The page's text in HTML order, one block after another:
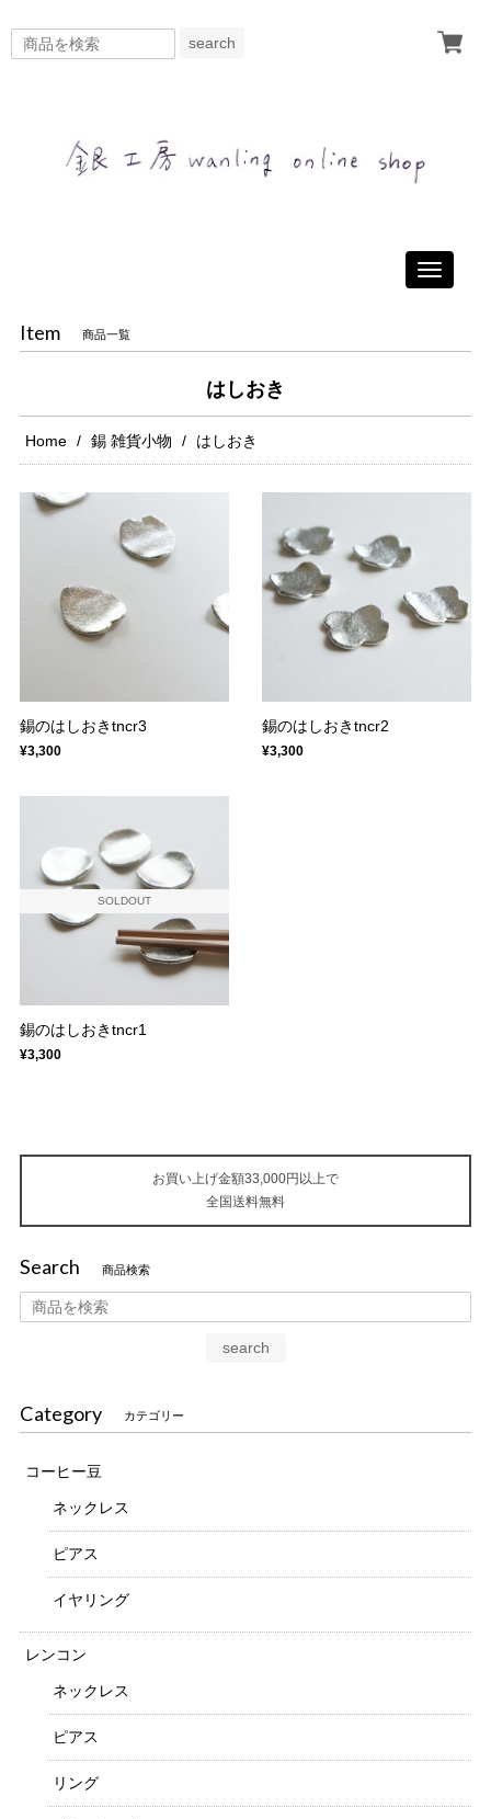
search
Toggle
Item 商品一覧
はしおき
Home 錫 雑貨小物 はしおき
錫のはしおきtncr3
¥3,300
錫のはしおきtncr2
¥3,300
SOLDOUT
錫のはしおきtncr1
¥3,300
お買い上げ金額33,000円以上で
全国送料無料
Search 商品検索
search
Category カテゴリー
コーヒー豆
ネックレス
ピアス
イヤリング
レンコン
ネックレス
ピアス
リング